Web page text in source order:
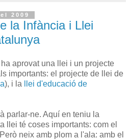
2009
la Infància i Llei
aprovat una llei i un projecte
importants: el projecte de llei de
), i la
llei d'educació de
parlar-ne. Aquí en teniu la
llei té coses importants: com el
neix amb plom a l'ala: amb el